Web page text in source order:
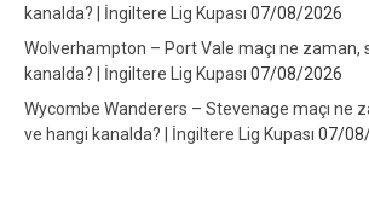
kanalda? | İngiltere Lig Kupası 07/08/2026
Wolverhampton – Port Vale maçı ne zaman,
kanalda? | İngiltere Lig Kupası 07/08/2026
Wycombe Wanderers – Stevenage maçı ne
ve hangi kanalda? | İngiltere Lig Kupası 07/